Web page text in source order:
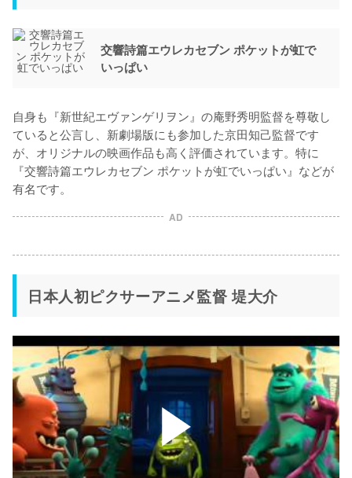
交響詩篇エウレカセブン ポケットが虹で
いっぱい
自身も『新世紀エヴァンゲリヲン』の庵野秀明監督を尊敬し
ていると公言し、新劇場版にも参加した京田知己監督です
が、オリジナルの映画作品も高く評価されています。特に
『交響詩篇エウレカセブン ポケットが虹でいっぱい』などが
AD
日本人初ピクサーアニメ監督 堤大介